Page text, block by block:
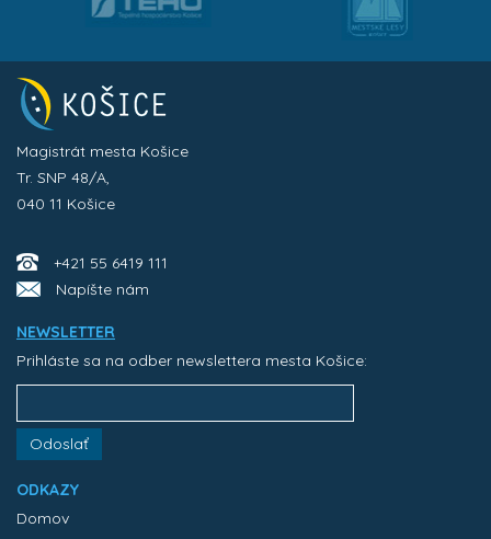
Magistrát mesta Košice
Tr. SNP 48/A,
040 11 Košice
+421 55 6419 111
Napíšte nám
NEWSLETTER
Prihláste sa na odber newslettera mesta Košice:
Odoslať
ODKAZY
Domov